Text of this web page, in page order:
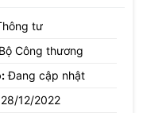
tư
Bộ Công thương
Đang cập nhật
28/12/2022